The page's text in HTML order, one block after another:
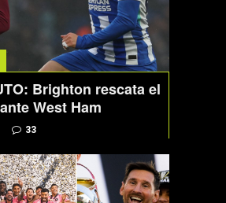
Brighton rescata el
West Ham
33